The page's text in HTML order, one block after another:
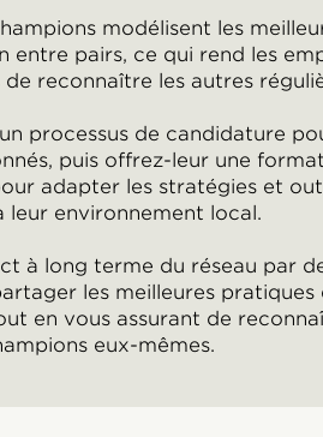
modélisent les
entre pairs, ce qui rend les
de reconnaître les autres
processus de candidature
puis offrez-leur une
adapter les stratégies et
leur environnement local.
à long terme du réseau par
les meilleures
en vous assurant de
eux-mêmes.